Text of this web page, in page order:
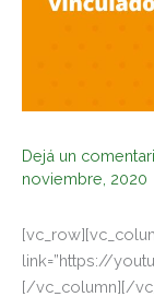
Dejá un
noviembre, 2020
link=”https://
[/vc_column][/